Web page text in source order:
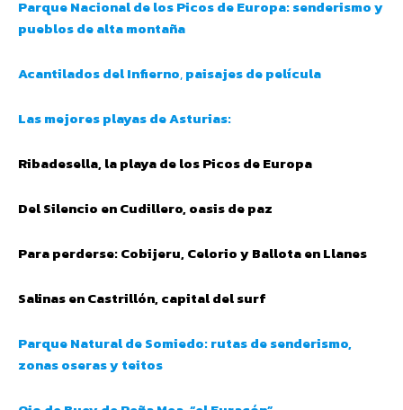
Parque Nacional de los Picos de Europa: senderismo y
pueblos de alta montaña
Acantilados del Infierno,paisajes de película
Las mejores playas de Asturias:
Ribadesella, la playa de los Picos de Europa
Del Silencio en Cudillero, oasis de paz
Para perderse: Cobijeru, Celorio y Ballota en Llanes
Salinas en Castrillón, capital del surf
Parque Natural de Somiedo: rutas de senderismo,
zonas oseras y teitos